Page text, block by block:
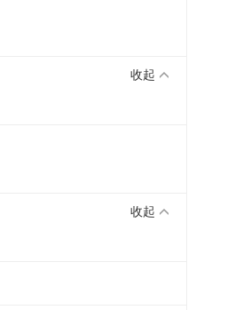
收起
收起